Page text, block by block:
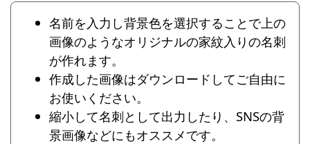
名前を入力し背景色を選択することで上の
画像のようなオリジナルの家紋入りの名刺
が作れます。
作成した画像はダウンロードしてご自由に
お使いください。
縮小して名刺として出力したり、SNSの背
景画像などにもオススメです。